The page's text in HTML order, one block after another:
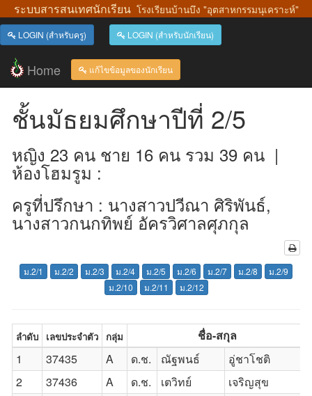
ระบบสารสนเทศนักเรียน โรงเรียนบ้านบึง "อุตสาหกรรมนุเคราะห์"
LOGIN (สำหรับครู) LOGIN (สำหรับนักเรียน)
แก้ไขข้อมูลของนักเรียน
Home
ชั้นมัธยมศึกษาปีที่ 2/5
หญิง 23 คน ชาย 16 คน รวม 39 คน |
ห้องโฮมรูม :
ครูที่ปรึกษา : นางสาวปวีณา ศิริพันธ์,
นางสาวกนกทิพย์ อัครวิศาลศุภกุล
ม.2/1 ม.2/2 ม.2/3 ม.2/4 ม.2/5 ม.2/6 ม.2/7 ม.2/8
ม.2/9
ม.2/10
ม.2/11 ม.2/12
ลำดับ เลขประจำตัว กลุ่ม
ชื่อ-สกุล
1
37435 A ด.ช. ณัฐพนธ์ อู่ชาโชติ
2
37436 A ด.ช. เตวิทย์ เจริญสุข